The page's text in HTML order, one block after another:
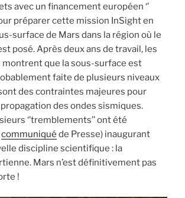
avec un financement européen ‘’
préparer cette mission InSight en
surface de Mars dans la région où le
posé. Après deux ans de travail, les
montrent que la sous-surface est
faite de plusieurs niveaux
des contraintes majeures pour
des ondes sismiques.
‘’tremblements’’ ont été
communiqué de Presse) inaugurant
discipline scientifique : la
Mars n’est définitivement pas
!